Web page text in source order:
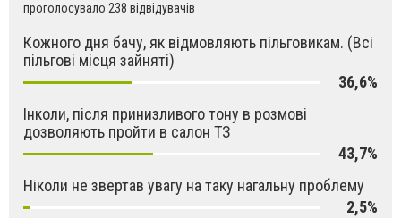
проголосувало 238 відвідувачів
Кожного дня бачу, як відмовляють пільговикам. (Всі
пільгові місця зайняті)
36,6%
Інколи, після принизливого тону в розмові
дозволяють пройти в салон ТЗ
43,7%
Ніколи не звертав увагу на таку нагальну проблему
2,5%